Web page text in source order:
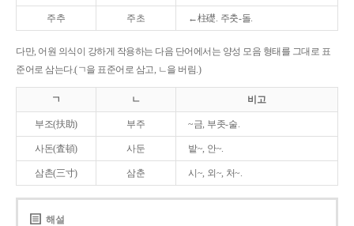
주추 주초 ←柱礎. 주춧-돌.
다만, 어원 의식이 강하게 작용하는 다음 단어에서는 양성 모음 형태를 그대로 표
준어로 삼는다.(ㄱ을 표준어로 삼고, ㄴ을 버림.)
ㄱ ㄴ 비고
부조(扶助) 부주 ~금, 부좃-술.
사돈(査頓) 사둔 밭~, 안~.
삼촌(三寸) 삼춘 시~, 외~, 처~.
해설